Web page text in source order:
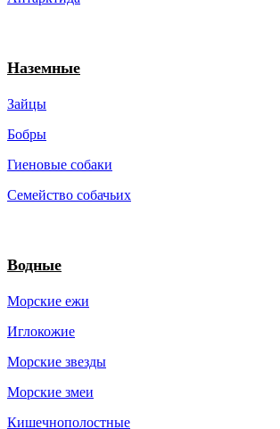
Наземные
Зайцы
Бобры
Гиеновые собаки
Семейство собачьих
Водные
Морские ежи
Иглокожие
Морские звезды
Морские змеи
Кишечнополостные